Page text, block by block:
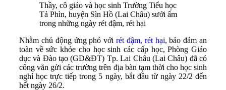
Thầy, cô giáo và học sinh Trường Tiểu học
Tả Phìn, huyện Sìn Hồ (Lai Châu) sưởi ấm
trong những ngày rét đậm, rét hại
Nhằm chủ động ứng phó với rét đậm, rét hại, bảo đảm an
toàn về sức khỏe cho học sinh các cấp học, Phòng Giáo
dục và Đào tạo (GD&ĐT) Tp. Lai Châu (Lai Châu) đã có
công văn gửi các trường trên địa bàn tạm thời cho học sinh
nghỉ học trực tiếp trong 5 ngày, bắt đầu từ ngày 22/2 đến
hết ngày 26/2.